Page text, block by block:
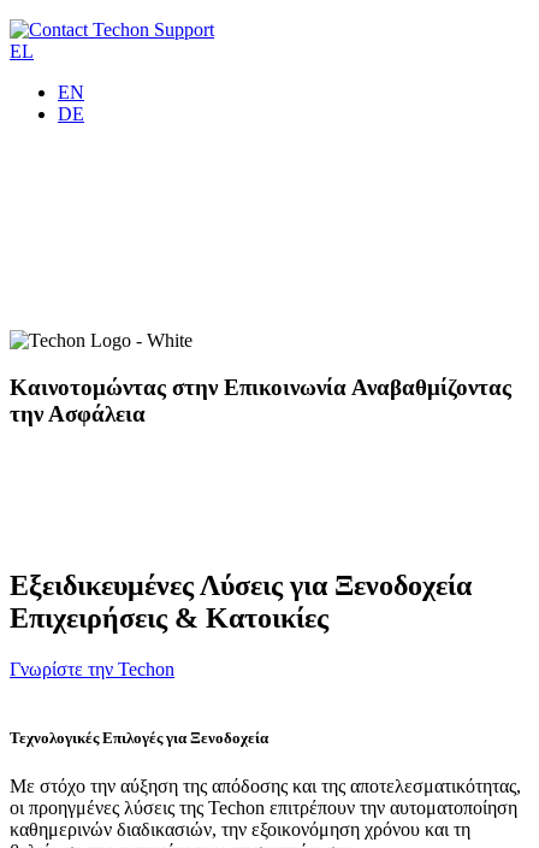
EL
EN
DE
Καινοτομώντας στην Επικοινωνία Αναβαθμίζοντας
την Ασφάλεια
Εξειδικευμένες Λύσεις για Ξενοδοχεία
Επιχειρήσεις & Κατοικίες
Γνωρίστε την Techon
Τεχνολογικές Επιλογές για Ξενοδοχεία
Με στόχο την αύξηση της απόδοσης και της αποτελεσματικότητας,
οι προηγμένες λύσεις της Techon επιτρέπουν την αυτοματοποίηση
καθημερινών διαδικασιών, την εξοικονόμηση χρόνου και τη